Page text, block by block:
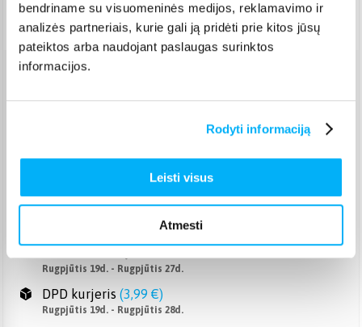
bendriname su visuomeninės medijos, reklamavimo ir
analizės partneriais, kurie gali ją pridėti prie kitos jūsų
pateiktos arba naudojant paslaugas surinktos
informacijos.
Rodyti informaciją
Leisti visus
Atmesti
Pristato ir šeštadienį
Rugpjūtis 19d. - Rugpjūtis 28d.
Omniva paštomatas (2,39 €)
Pristato ir šeštadienį
Rugpjūtis 19d. - Rugpjūtis 27d.
DPD kurjeris (3,99 €)
Rugpjūtis 19d. - Rugpjūtis 28d.